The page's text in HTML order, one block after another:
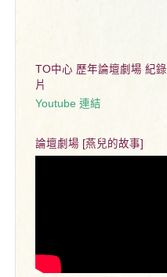
TO中心 歷年論壇劇場 紀錄
片
Youtube 連結
論壇劇場 [燕兒的故事]